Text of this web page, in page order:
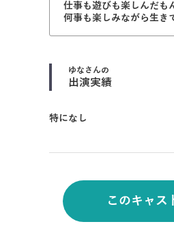
仕事も遊びも楽しんだも
何事も楽しみながら生
ゆな さんの
出演実績
特になし
このキャス